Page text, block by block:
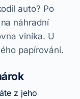
auto? Po
náhradní
viníka. U
papírování.
z jeho